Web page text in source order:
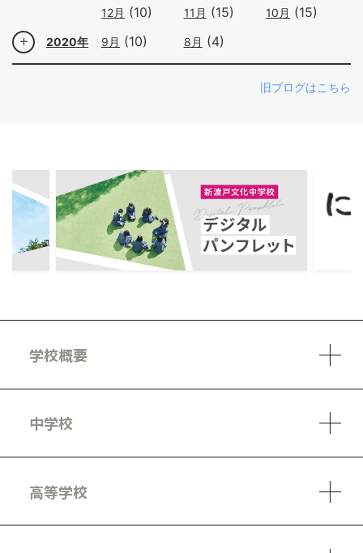
2020年
12月 (10) 11月 (15) 10月 (15)
9月 (10) 8月 (4)
旧ブログはこちら
学校概要
中学校
高等学校